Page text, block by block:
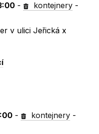
- kontejnery -
v ulici Jeřická x
- kontejnery -